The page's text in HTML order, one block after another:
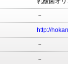
－
http://
－
－